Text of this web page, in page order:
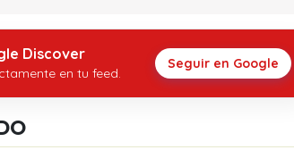
Discover
en tu feed.
Seguir en Google